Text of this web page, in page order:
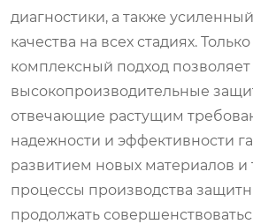
диагностики, а также
качества на всех стадиях.
комплексный подход позволяет
высокопроизводительные
отвечающие растущим
надежности и эффективности
развитием новых материалов и
процессы производства
продолжать